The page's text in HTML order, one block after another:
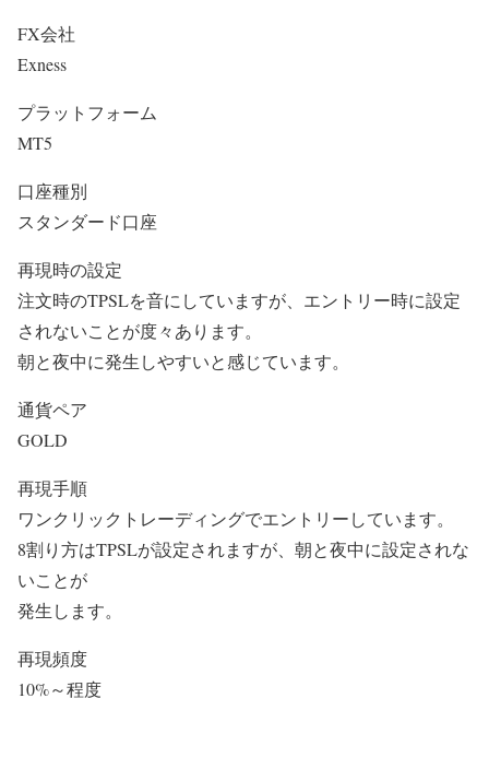
FX会社
Exness
プラットフォーム
MT5
口座種別
スタンダード口座
再現時の設定
注文時のTPSLを音にしていますが、エントリー時に設定
されないことが度々あります。
朝と夜中に発生しやすいと感じています。
通貨ペア
GOLD
再現手順
ワンクリックトレーディングでエントリーしています。
8割り方はTPSLが設定されますが、朝と夜中に設定されな
いことが
発生します。
再現頻度
10%～程度